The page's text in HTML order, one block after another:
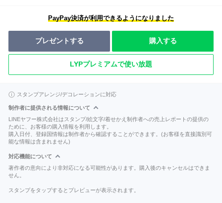
PayPay決済が利用できるようになりました
プレゼントする 購入する
LYPプレミアムで使い放題
スタンプアレンジ/デコレーションに対応
制作者に提供される情報について
LINEヤフー株式会社はスタンプ/絵文字/着せかえ制作者への売上レポートの提供の
ために、お客様の購入情報を利用します。
購入日付、登録国情報は制作者から確認することができます。(お客様を直接識別可
能な情報は含まれません)
対応機能について
著作者の意向により非対応になる可能性があります。購入後のキャンセルはできま
せん。
スタンプをタップするとプレビューが表示されます。